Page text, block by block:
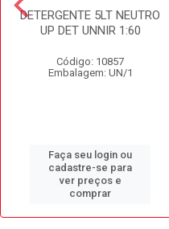
DETERGENTE 5LT NEUTRO
UP DET UNNIR 1:60
Código: 10857
Embalagem: UN/1
Faça seu login ou
cadastre-se para
ver preços e
comprar